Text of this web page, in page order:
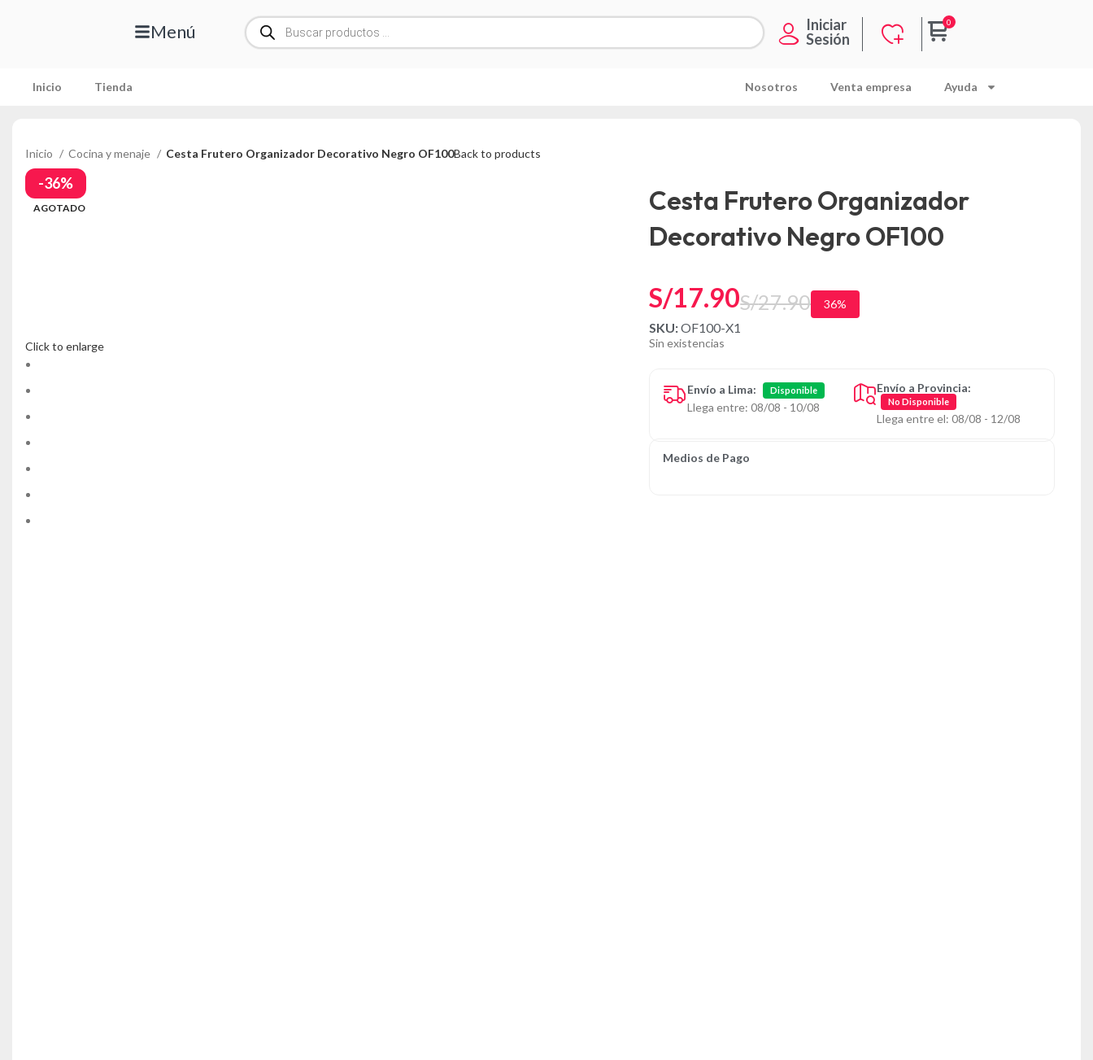
Menú
Iniciar
Sesión
Inicio Tienda Nosotros Venta empresa Ayuda
Inicio Cocina y menaje Cesta Frutero Organizador Decorativo Negro OF100Back to products
-36%
AGOTADO
Click to enlarge
Cesta Frutero Organizador
Decorativo Negro OF100
S/27.90
S/17.90 36%
SKU:OF100-X1
Sin existencias
Envío a Lima: Disponible
Llega entre: 08/08 - 10/08
Envío a Provincia:
No Disponible
Llega entre el: 08/08 - 12/08
Medios de Pago